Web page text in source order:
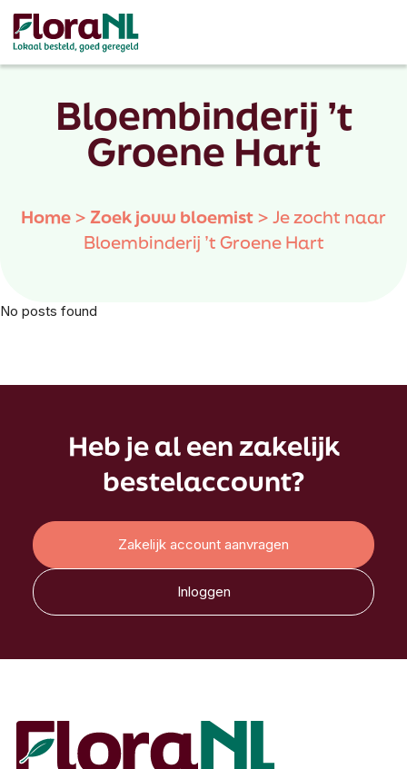
Bloembinderij ’t
Groene Hart
Home>Zoek jouw bloemist>Je zocht naar
Bloembinderij ’t Groene Hart
No posts found
Heb je al een zakelijk
bestelaccount?
Zakelijk account aanvragen
Inloggen